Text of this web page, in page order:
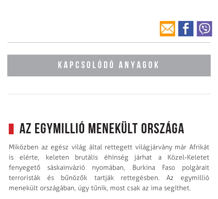
KAPCSOLÓDÓ ANYAGOK
Az egymillió menekült országa
Miközben az egész világ által rettegett világjárvány már Afrikát
is elérte, keleten brutális éhínség járhat a Közel-Keletet
fenyegető sáskainvázió nyomában, Burkina Faso polgárait
terroristák és bűnözők tartják rettegésben. Az egymillió
menekült országában, úgy tűnik, most csak az ima segíthet.